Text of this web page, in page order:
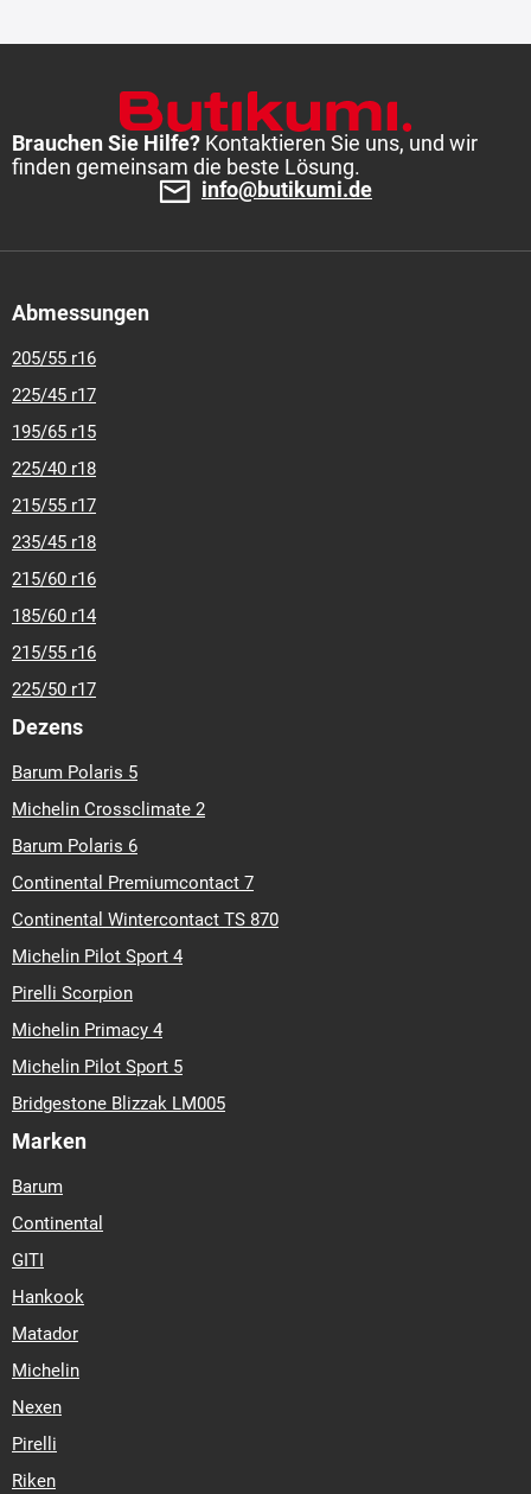
Brauchen Sie Hilfe? Kontaktieren Sie uns, und wir
finden gemeinsam die beste Lösung.
info@butikumi.de
Abmessungen
205/55 r16
225/45 r17
195/65 r15
225/40 r18
215/55 r17
235/45 r18
215/60 r16
185/60 r14
215/55 r16
225/50 r17
Dezens
Barum Polaris 5
Michelin Crossclimate 2
Barum Polaris 6
Continental Premiumcontact 7
Continental Wintercontact TS 870
Michelin Pilot Sport 4
Pirelli Scorpion
Michelin Primacy 4
Michelin Pilot Sport 5
Bridgestone Blizzak LM005
Marken
Barum
Continental
GITI
Hankook
Matador
Michelin
Nexen
Pirelli
Riken